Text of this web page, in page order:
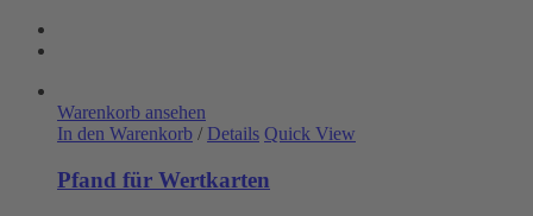
Warenkorb ansehen
In den Warenkorb / Details Quick View
Pfand für Wertkarten